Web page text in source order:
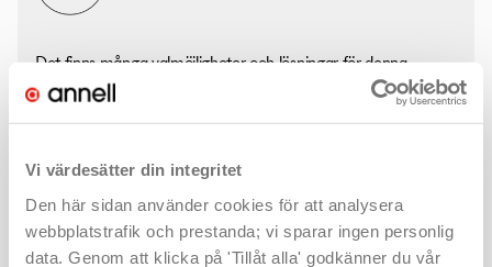
Vi värdesätter din integritet
Den här sidan använder cookies för att analysera
webbplatstrafik och prestanda; vi sparar ingen personlig
data. Genom att klicka på 'Tillåt alla' godkänner du vår
Det finns många valmöjligheter och lösningar för denna
produkt. Med några enkla klick hittar du mer information - som
kanske ljusfiler eller montageanvisningar - och väljer rätt
produkt för ditt projekt.